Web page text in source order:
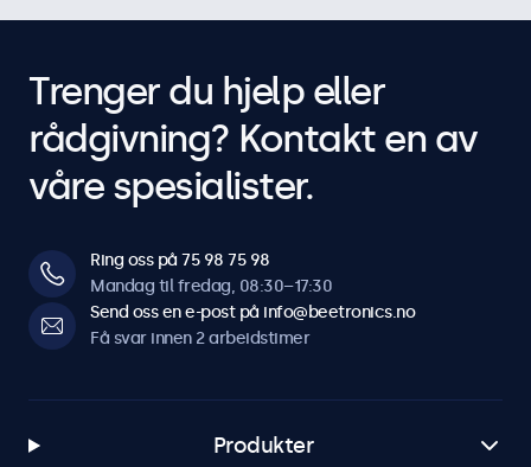
Trenger du hjelp eller
rådgivning? Kontakt en av
våre spesialister.
Ring oss på 75 98 75 98
Mandag til fredag, 08:30–17:30
Send oss en e-post på info@beetronics.no
Få svar innen 2 arbeidstimer
Produkter